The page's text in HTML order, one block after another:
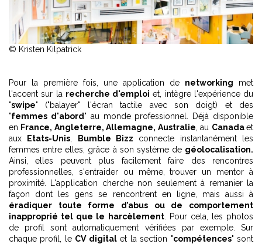
© Kristen Kilpatrick
Pour la première fois, une application de networking met
l'accent sur la recherche d'emploi et, intègre l'expérience du
"swipe" ("balayer" l'écran tactile avec son doigt) et des
"femmes d'abord" au monde professionnel. Déjà disponible
en France, Angleterre, Allemagne, Australie , au Canadaet
aux
Etats-Unis Bumble Bizz connecte instantanément les
femmes entre elles, grâce à son système de géolocalisation.
Ainsi, elles peuvent plus facilement faire des rencontres
professionnelles, s'entraider ou même, trouver un mentor à
proximité. L'application cherche non seulement à remanier la
façon dont les gens se rencontrent en ligne, mais aussi à
éradiquer toute forme d’abus ou de comportement
inapproprié tel que le harcèlement. Pour cela, les photos
de profil sont automatiquement vérifiées par exemple. Sur
chaque profil, le CV digitalet la section "compétences" sont